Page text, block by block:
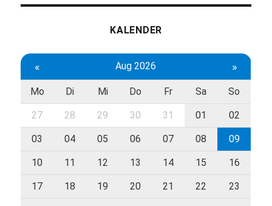
KALENDER
« Aug 2026 »
Mo Di Mi Do Fr Sa So
27 28 29 30 31 01 02
03 04 05 06 07 08 09
10 11 12 13 14 15 16
17 18 19 20 21 22 23